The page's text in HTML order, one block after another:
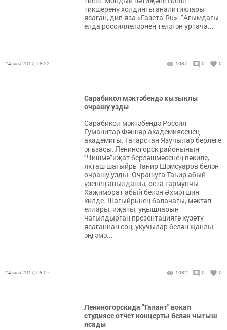
тикшеренү холдингы аналитиклары
ясаган, дип яза «Газета.Ru». "Агымдагы
елда россиялеләрнең теләгән уртача...
24 май 2017, 08:22 1037 0 0
Сарабикол мәктәбендә кызыклы
очрашу узды
Сарабикол мәктәбендә Россия
Гуманитар Фәннәр академиясенең
академигы, Татарстан Язучылар берлеге
әгъзасы, Лениногорск районының
"Чишмә"иҗат берләшмәсенең вәкиле,
якташ шагыйрь Таһир Шәмсуаров белән
очрашу узды. Очрашуга Таһир абый
үзенең авылдашы, оста гармунчы
Хаҗиморат абый белән Әхмәтшин
килде. Шагыйрьнең балачагы, мәктәп
еллары, иҗаты, уңышларын
чагылдырган презентациягә күзәтү
ясаганнан соң, укучылар белән җанлы
әңгәмә...
24 май 2017, 08:07 1082 0 0
Лениногорскида "Талант" вокал
студиясе отчет концерты белән чыгыш
ясады